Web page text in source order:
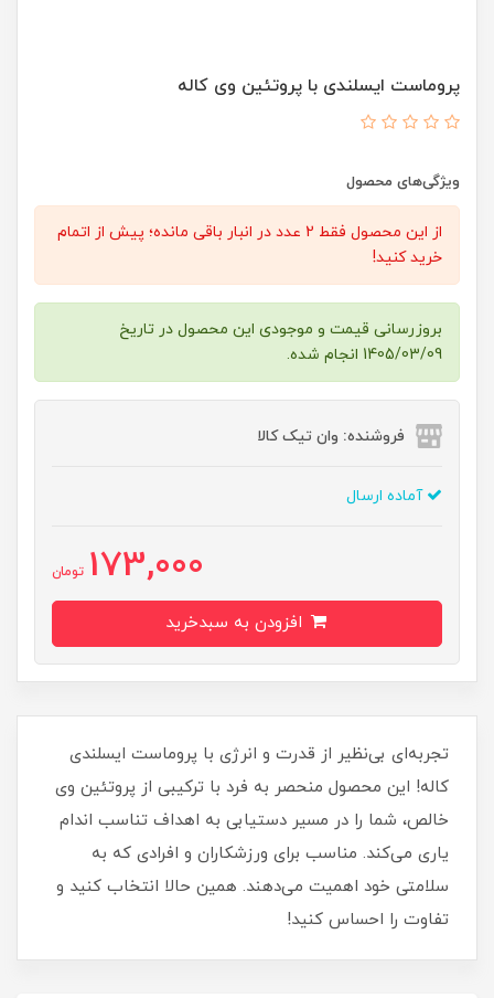
پروماست ایسلندی با پروتئین وی کاله
ویژگی‌های محصول
از این محصول فقط 2 عدد در انبار باقی مانده؛ پیش از اتمام
خرید کنید!
بروزرسانی قیمت و موجودی این محصول در تاریخ
1405/03/09 انجام شده.
فروشنده: وان تیک کالا
آماده ارسال
173,000 تومان
تجربه‌ای بی‌نظیر از قدرت و انرژی با پروماست ایسلندی
کاله! این محصول منحصر به فرد با ترکیبی از پروتئین وی
خالص، شما را در مسیر دستیابی به اهداف تناسب اندام
یاری می‌کند. مناسب برای ورزشکاران و افرادی که به
سلامتی خود اهمیت می‌دهند. همین حالا انتخاب کنید و
تفاوت را احساس کنید!